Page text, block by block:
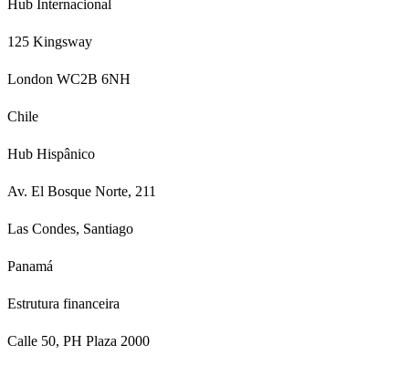
Hub Internacional
125 Kingsway
London WC2B 6NH
Chile
Hub Hispânico
Av. El Bosque Norte, 211
Las Condes, Santiago
Panamá
Estrutura financeira
Calle 50, PH Plaza 2000